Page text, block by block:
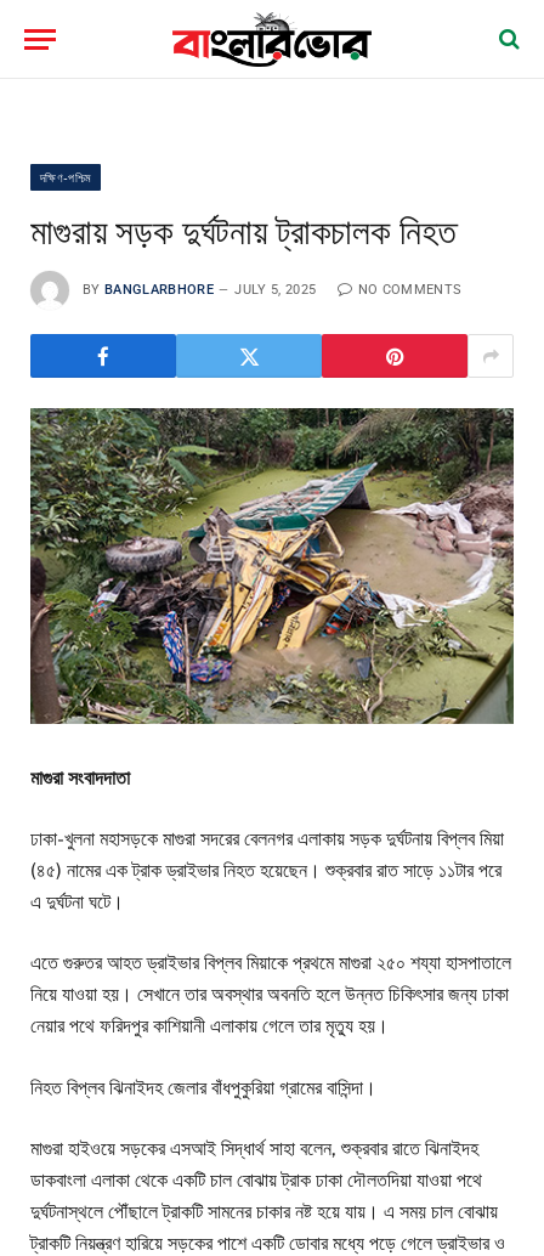
দক্ষিণ-পশ্চিম
মাগুরায় সড়ক দুর্ঘটনায় ট্রাকচালক নিহত
BY BANGLARBHORE JULY 5, 2025 NO COMMENTS
মাগুরা সংবাদদাতা
ঢাকা-খুলনা মহাসড়কে মাগুরা সদরের বেলনগর এলাকায় সড়ক দুর্ঘটনায় বিপ্লব মিয়া
(৪৫) নামের এক ট্রাক ড্রাইভার নিহত হয়েছেন। শুক্রবার রাত সাড়ে ১১টার পরে
এ দুর্ঘটনা ঘটে।
এতে গুরুতর আহত ড্রাইভার বিপ্লব মিয়াকে প্রথমে মাগুরা ২৫০ শয্যা হাসপাতালে
নিয়ে যাওয়া হয়। সেখানে তার অবস্থার অবনতি হলে উন্নত চিকিৎসার জন্য ঢাকা
নেয়ার পথে ফরিদপুর কাশিয়ানী এলাকায় গেলে তার মৃত্যু হয়।
নিহত বিপ্লব ঝিনাইদহ জেলার বাঁধপুকুরিয়া গ্রামের বাসিন্দা।
মাগুরা হাইওয়ে সড়কের এসআই সিদ্ধার্থ সাহা বলেন, শুক্রবার রাতে ঝিনাইদহ
ডাকবাংলা এলাকা থেকে একটি চাল বোঝায় ট্রাক ঢাকা দৌলতদিয়া যাওয়া পথে
দুর্ঘটনাস্থলে পৌঁছালে ট্রাকটি সামনের চাকার নষ্ট হয়ে যায়। এ সময় চাল বোঝায়
ট্রাকটি নিয়ন্ত্রণ হারিয়ে সড়কের পাশে একটি ডোবার মধ্যে পড়ে গেলে ড্রাইভার ও